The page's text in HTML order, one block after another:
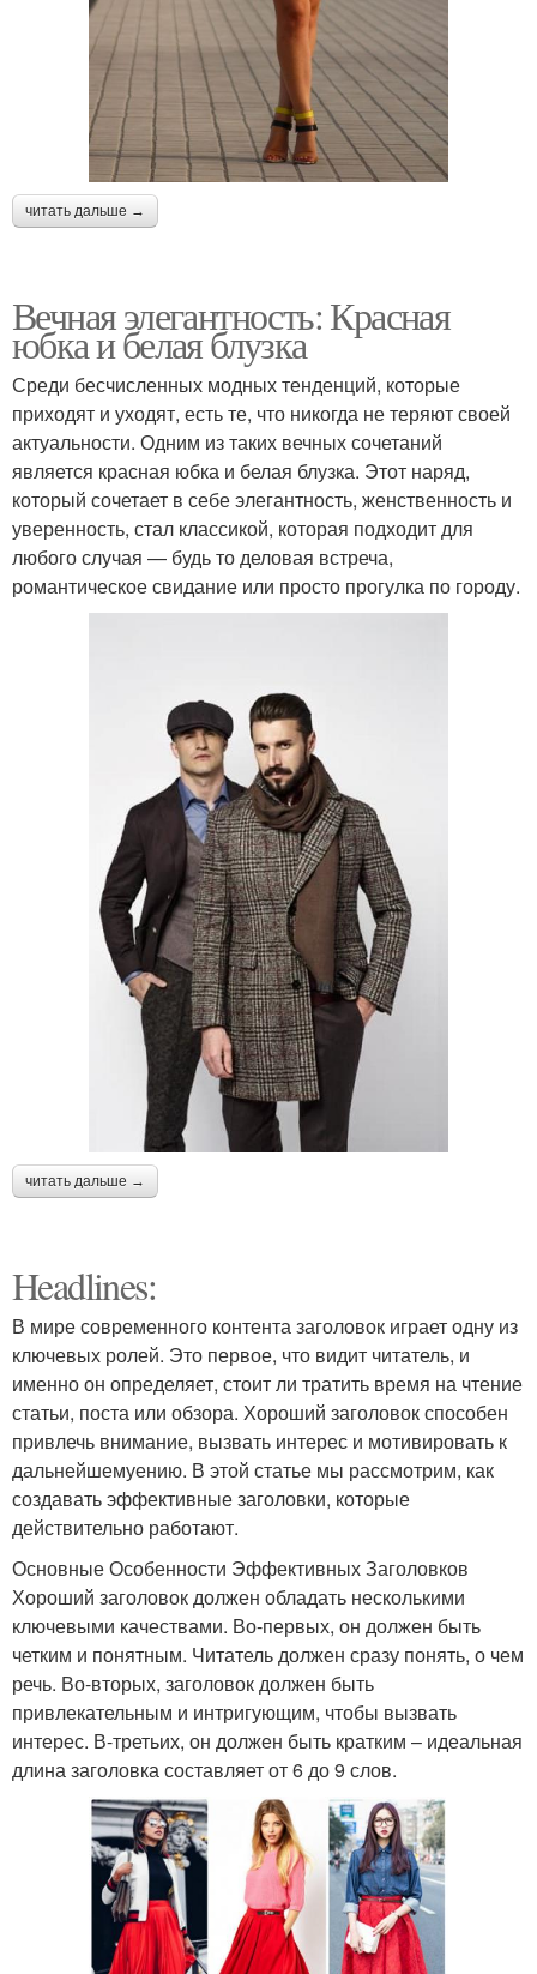
читать дальше →
Вечная элегантность: Красная
юбка и белая блузка
Среди бесчисленных модных тенденций, которые
приходят и уходят, есть те, что никогда не теряют своей
актуальности. Одним из таких вечных сочетаний
является красная юбка и белая блузка. Этот наряд,
который сочетает в себе элегантность, женственность и
уверенность, стал классикой, которая подходит для
любого случая — будь то деловая встреча,
романтическое свидание или просто прогулка по городу.
читать дальше →
Headlines:
В мире современного контента заголовок играет одну из
ключевых ролей. Это первое, что видит читатель, и
именно он определяет, стоит ли тратить время на чтение
статьи, поста или обзора. Хороший заголовок способен
привлечь внимание, вызвать интерес и мотивировать к
дальнейшемуению. В этой статье мы рассмотрим, как
создавать эффективные заголовки, которые
действительно работают.
Основные Особенности Эффективных Заголовков
Хороший заголовок должен обладать несколькими
ключевыми качествами. Во-первых, он должен быть
четким и понятным. Читатель должен сразу понять, о чем
речь. Во-вторых, заголовок должен быть
привлекательным и интригующим, чтобы вызвать
интерес. В-третьих, он должен быть кратким – идеальная
длина заголовка составляет от 6 до 9 слов.